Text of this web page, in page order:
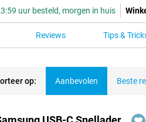
uur besteld, morgen in huis
Reviews Tips &
op: Aanbevolen Beste